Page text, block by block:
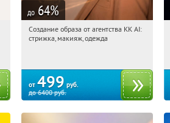
до 64%
01:44:46 Купили:64
Создание образа от агентства KK AI:
стрижка, макияж, одежда
от 499 руб.
до6400руб.